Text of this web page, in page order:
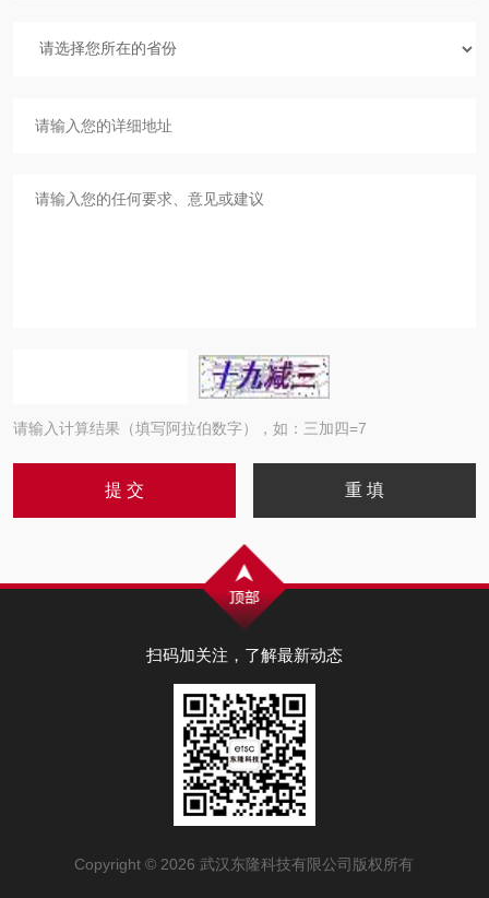
请输入计算结果（填写阿拉伯数字），如：三加四=7
扫码加关注，了解最新动态
Copyright © 2026 武汉东隆科技有限公司版权所有